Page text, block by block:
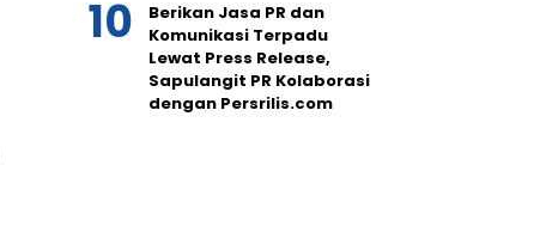
Berikan Jasa PR dan
Komunikasi Terpadu
Lewat Press Release,
Sapulangit PR Kolaborasi
dengan Persrilis.com